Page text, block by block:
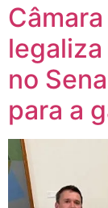
no
para a